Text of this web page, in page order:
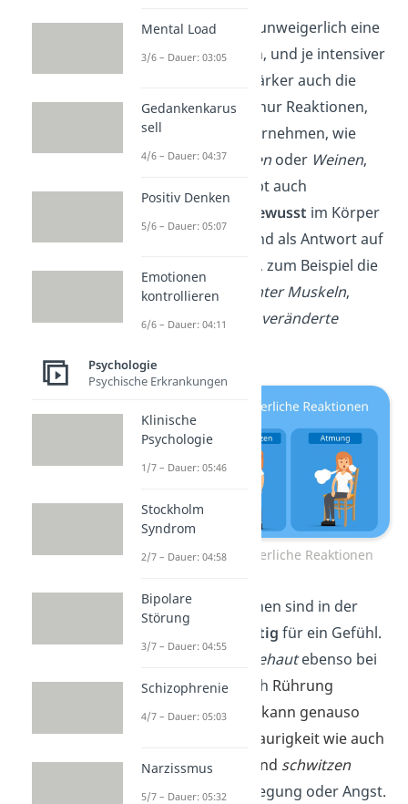
Auf ein Gefühl folgt unweigerlich eine
körperliche Reaktion, und je intensiver
das Gefühl, desto stärker auch die
Antwort. Aber nicht nur Reaktionen,
die wir
wahrnehmen, wie
beispielsweiseLachenoder Weinen,
gehören dazu. Es gibt auch
unbewusst im Körper
gesteuert werden und als Antwort auf
ein Gefühl auftreten, zum Beispiel die
Aktivierung bestimmter Muskeln,
schwitzenoder eine
veränderte
Emotionen und körperliche Reaktionen
Körperliche Reaktionen sind in der
nicht einzigartig für ein Gefühl.
Gänsehautebenso bei
Angst wie auch durch Rührung
bekommen.Weinen
kann genauso
eine Reaktion auf Traurigkeit wie auch
starke Freude sein und schwitzen
können wir vor Aufr
egung oder Angst.
Mental Load
3/6 – Dauer: 03:05
Gedankenkarus
sell
4/6 – Dauer: 04:37
Positiv Denken
5/6 – Dauer: 05:07
Emotionen
kontrollieren
6/6 – Dauer: 04:11
Psychologie
Psychische Erkrankungen
Klinische
Psychologie
1/7 – Dauer: 05:46
Stockholm
Syndrom
2/7 – Dauer: 04:58
Bipolare
Störung
3/7 – Dauer: 04:55
Schizophrenie
4/7 – Dauer: 05:03
Narzissmus
5/7 – Dauer: 05:32